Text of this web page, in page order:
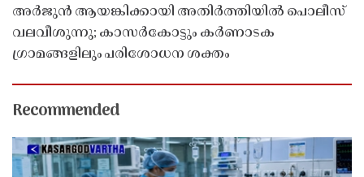
അർജുൻ ആയങ്കിക്കായി അതിർത്തിയിൽ പൊലീസ്
വലവീശുന്നു; കാസർകോട്ടും കർണാടക
ഗ്രാമങ്ങളിലും പരിശോധന ശക്തം
Recommended